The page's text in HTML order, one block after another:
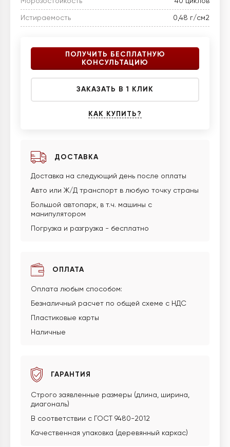
Истираемость 0,48 г/см2
ПОЛУЧИТЬ БЕСПЛАТНУЮ
КОНСУЛЬТАЦИЮ
ЗАКАЗАТЬ В 1 КЛИК
КАК КУПИТЬ?
ДОСТАВКА
Доставка на следующий день после оплаты
Авто или Ж/Д транспорт в любую точку страны
Большой автопарк, в т.ч. машины с
манипулятором
Погрузка и разгрузка - бесплатно
ОПЛАТА
Оплата любым способом:
Безналичный расчет по общей схеме с НДС
Пластиковые карты
Наличные
ГАРАНТИЯ
Строго заявленные размеры (длина, ширина,
диагональ)
В соответствии с ГОСТ 9480-2012
Качественная упаковка (деревянный каркас)